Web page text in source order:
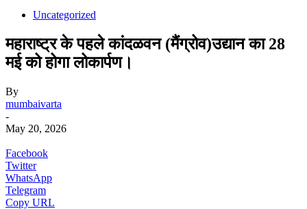
Uncategorized
महाराष्ट्र के पहले कांदळवन (मैंग्रोव)उद्यान का 28
मई को होगा लोकार्पण।
By
mumbaivarta
-
May 20, 2026
Facebook
Twitter
WhatsApp
Telegram
Copy URL